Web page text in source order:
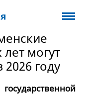
могут
году